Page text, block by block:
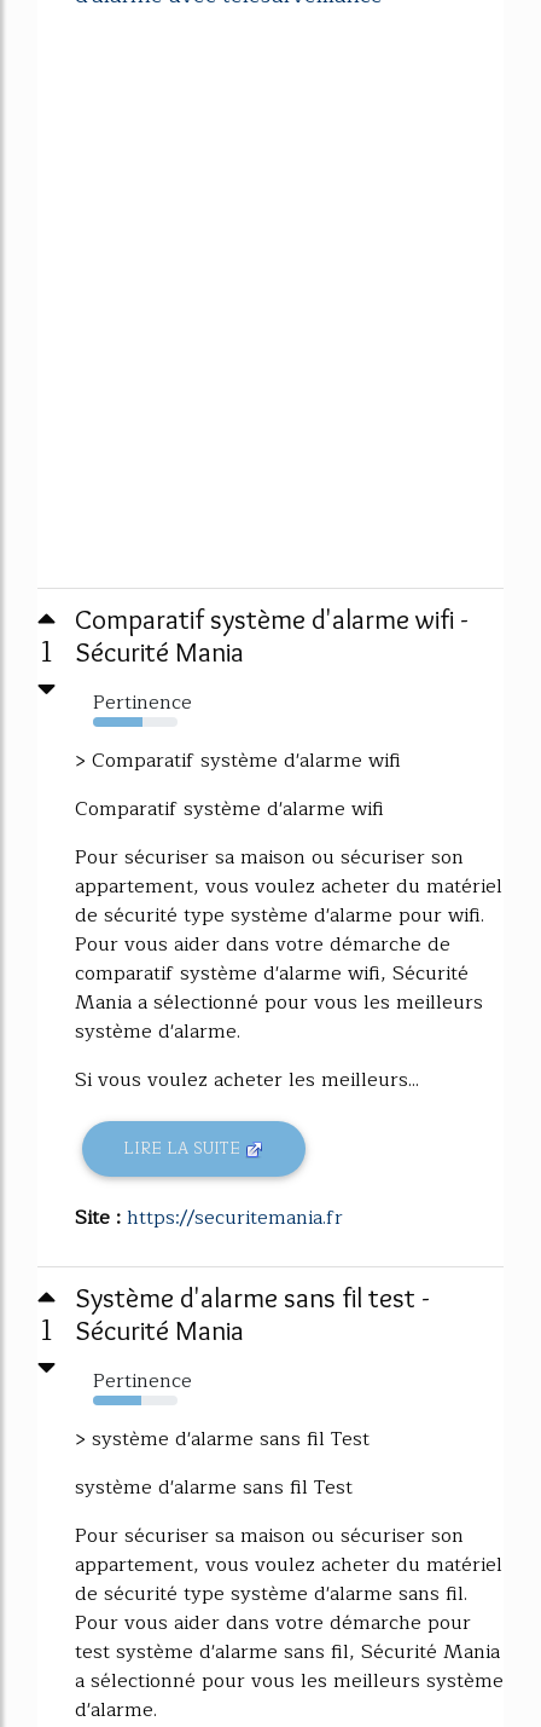
1
Comparatif système d'alarme wifi -
Sécurité Mania
Pertinence
58%
> Comparatif système d'alarme wifi
Comparatif système d'alarme wifi
Pour sécuriser sa maison ou sécuriser son
appartement, vous voulez acheter du matériel
de sécurité type système d'alarme pour wifi.
Pour vous aider dans votre démarche de
comparatif système d'alarme wifi, Sécurité
Mania a sélectionné pour vous les meilleurs
système d'alarme.
Si vous voulez acheter les meilleurs...
LIRE LA SUITE
Site :https://securitemania.fr
1
Système d'alarme sans fil test -
Sécurité Mania
Pertinence
57%
> système d'alarme sans fil Test
système d'alarme sans fil Test
Pour sécuriser sa maison ou sécuriser son
appartement, vous voulez acheter du matériel
de sécurité type système d'alarme sans fil.
Pour vous aider dans votre démarche pour
test système d'alarme sans fil, Sécurité Mania
a sélectionné pour vous les meilleurs système
d'alarme.